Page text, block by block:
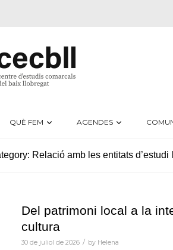
QUÈ FEM AGENDES
Relació amb les entitats d’estudi
Del patrimoni local a la
cultura
30 de juliol de 2026 / by Helena